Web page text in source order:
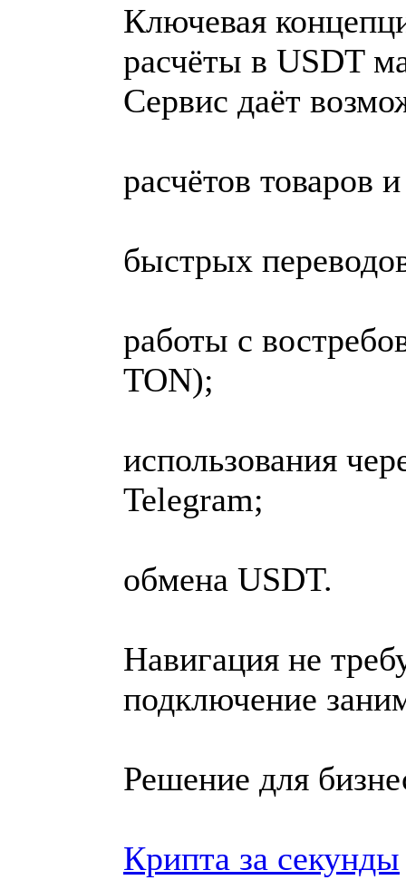
Ключевая
расчёты в USDT
Сервис даёт
расчётов товаров
быстрых
работы с
TON);
использования
Telegram;
обмена USDT.
Навигация не
подключение
Решение для
Крипта за секунды